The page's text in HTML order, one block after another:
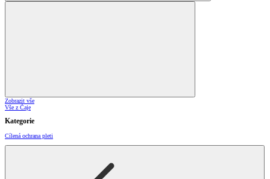
Zobrazit vše
Vše z Čaje
Kategorie
Cílená ochrana pleti